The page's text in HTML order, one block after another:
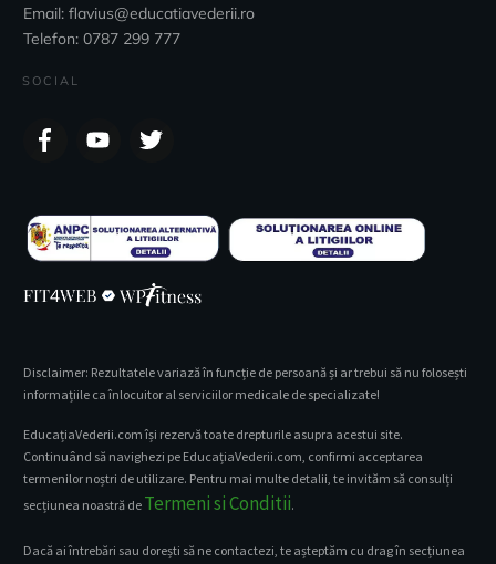
Email: flavius@educatiavederii.ro
Telefon: 0787 299 777
SOCIAL
Disclaimer: Rezultatele variază în funcție de persoană și ar trebui să nu folosești
informațiile ca înlocuitor al serviciilor medicale de specializate!
EducațiaVederii.com își rezervă toate drepturile asupra acestui site.
Continuând să navighezi pe EducațiaVederii.com, confirmi acceptarea
termenilor noștri de utilizare. Pentru mai multe detalii, te invităm să consulți
secțiunea noastră de Termeni si Conditii.
Dacă ai întrebări sau dorești să ne contactezi, te așteptăm cu drag în secțiunea